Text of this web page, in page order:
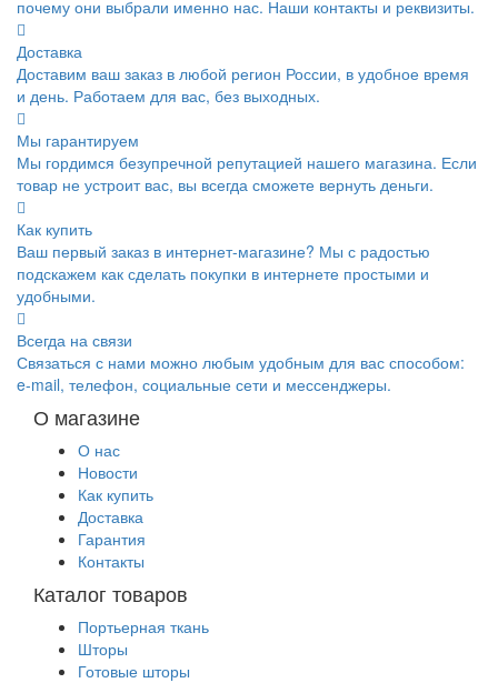
почему они выбрали именно нас. Наши контакты и реквизиты.
Доставка
Доставим ваш заказ в любой регион России, в удобное время
и день. Работаем для вас, без выходных.
Мы гарантируем
Мы гордимся безупречной репутацией нашего магазина. Если
товар не устроит вас, вы всегда сможете вернуть деньги.
Как купить
Ваш первый заказ в интернет-магазине? Мы с радостью
подскажем как сделать покупки в интернете простыми и
удобными.
Всегда на связи
Связаться с нами можно любым удобным для вас способом:
e-mail, телефон, социальные сети и мессенджеры.
О магазине
О нас
Новости
Как купить
Доставка
Гарантия
Контакты
Каталог товаров
Портьерная ткань
Шторы
Готовые шторы